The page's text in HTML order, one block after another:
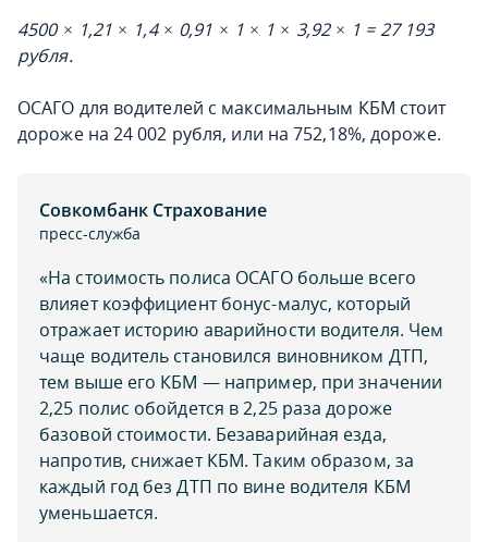
4500 × 1,21 × 1,4 × 0,91 × 1 × 1 × 3,92 × 1 = 27 193
рубля.
ОСАГО для водителей с максимальным КБМ стоит
дороже на 24 002 рубля, или на 752,18%, дороже.
Совкомбанк Страхование
пресс-служба
«На стоимость полиса ОСАГО больше всего
влияет коэффициент бонус-малус, который
отражает историю аварийности водителя. Чем
чаще водитель становился виновником ДТП,
тем выше его КБМ — например, при значении
2,25 полис обойдется в 2,25 раза дороже
базовой стоимости. Безаварийная езда,
напротив, снижает КБМ. Таким образом, за
каждый год без ДТП по вине водителя КБМ
уменьшается.